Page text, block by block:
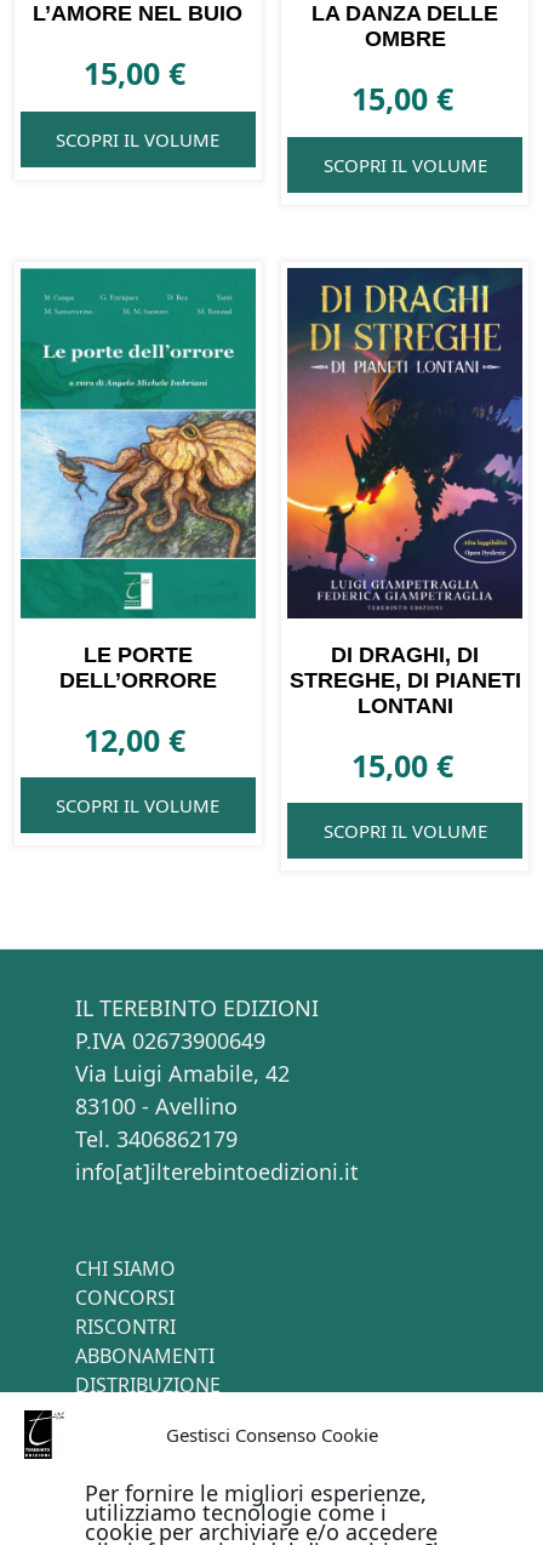
Gestisci Consenso Cookie
Per fornire le migliori esperienze,
utilizziamo tecnologie come i
cookie per archiviare e/o accedere
L’AMORE NEL BUIO
15,00€
SCOPRI IL VOLUME
LA DANZA DELLE
OMBRE
15,00 €
SCOPRI IL VOLUME
LE PORTE
DELL’ORRORE
12,00€
SCOPRI IL VOLUME
DI DRAGHI, DI
STREGHE, DI PIANETI
LONTANI
15,00 €
SCOPRI IL VOLUME
IL TEREBINTO EDIZIONI
P.IVA 02673900649
Via Luigi Amabile, 42
83100 - Avellino
Tel. 3406862179
info[at]ilterebintoedizioni.it
CHI SIAMO
CONCORSI
RISCONTRI
ABBONAMENTI
DISTRIBUZIONE
PAGAMENTI ONLINE CON